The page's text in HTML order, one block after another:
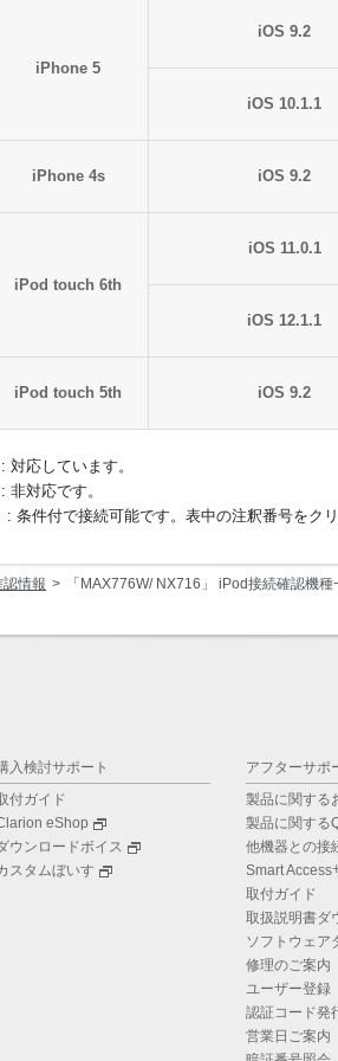
iPhone 5
iOS 9.2
iOS 10.1.1
iPhone 4s iOS 9.2
iPod touch 6th
iOS 11.0.1
iOS 12.1.1
iPod touch 5th iOS 9.2
対応しています。
非対応です。
条件付で接続可能です。表中の注釈番号をク
情報 「MAX776W/ NX716」 iPod接続確認機種
入検討サポート
付ガイド
eShop
ウンロードボイス
スタムぼいす
アフターサポ
製品に関する
製品に関する
他機器との接
Smart Access
取付ガイド
取扱説明書ダ
ソフトウェア
修理のご案内
ユーザー登録
認証コード発
営業日ご案内